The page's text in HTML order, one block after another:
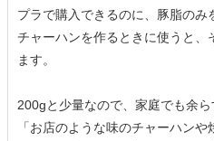
プラで購入できるのに、豚脂のみ
チャーハンを作るときに使うと、
ます。
200gと少量なので、家庭でも余ら
「お店のような味のチャーハン